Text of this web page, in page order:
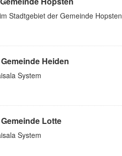
Stadtgebiet der Gemeinde Hopsten
Heiden
System
Lotte
System